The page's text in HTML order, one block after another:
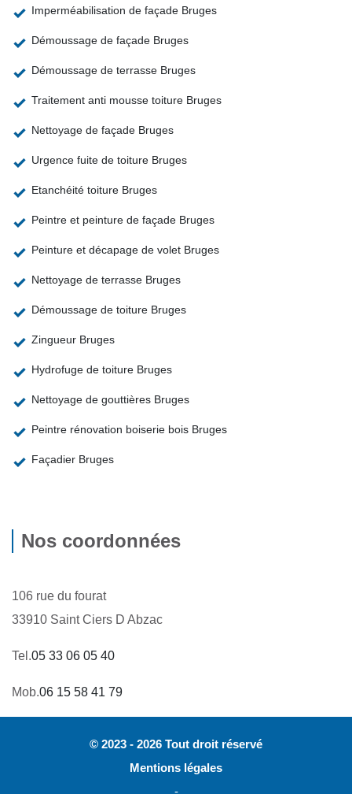
Imperméabilisation de façade Bruges
Démoussage de façade Bruges
Démoussage de terrasse Bruges
Traitement anti mousse toiture Bruges
Nettoyage de façade Bruges
Urgence fuite de toiture Bruges
Etanchéité toiture Bruges
Peintre et peinture de façade Bruges
Peinture et décapage de volet Bruges
Nettoyage de terrasse Bruges
Démoussage de toiture Bruges
Zingueur Bruges
Hydrofuge de toiture Bruges
Nettoyage de gouttières Bruges
Peintre rénovation boiserie bois Bruges
Façadier Bruges
Nos coordonnées
106 rue du fourat
33910 Saint Ciers D Abzac
Tel.05 33 06 05 40
Mob.06 15 58 41 79
© 2023 - 2026 Tout droit réservé
Mentions légales
-